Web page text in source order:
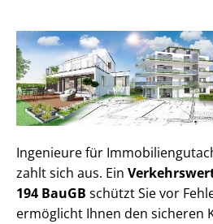
Ingenieure für
zahlt sich aus. Ein
194 BauGB schützt Sie vor
ermöglicht Ihnen den sicheren